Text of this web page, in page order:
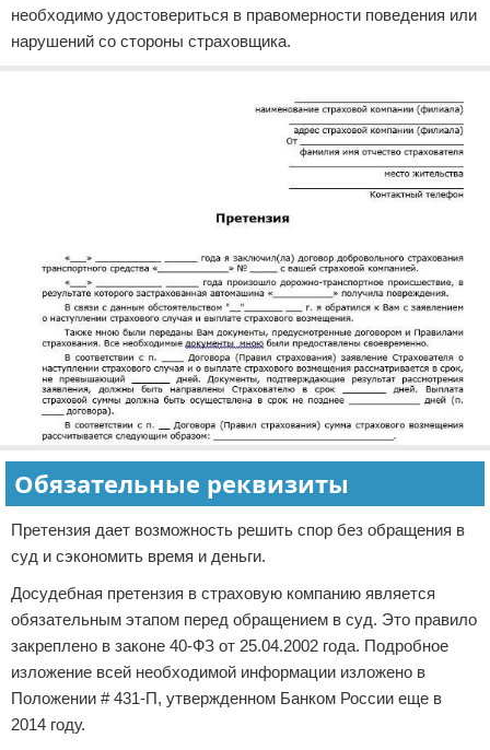
необходимо удостовериться в правомерности поведения или
нарушений со стороны страховщика.
Обязательные реквизиты
Претензия дает возможность решить спор без обращения в
суд и сэкономить время и деньги.
Досудебная претензия в страховую компанию является
обязательным этапом перед обращением в суд. Это правило
закреплено в законе 40-ФЗ от 25.04.2002 года. Подробное
изложение всей необходимой информации изложено в
Положении # 431-П, утвержденном Банком России еще в
2014 году.